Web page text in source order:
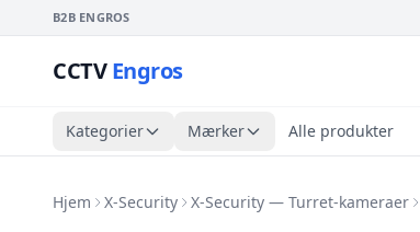
B2B ENGROS
CCTVEngros
Kategorier Mærker Alle produkter
Hjem X-Security X-Security — Turret-kameraer